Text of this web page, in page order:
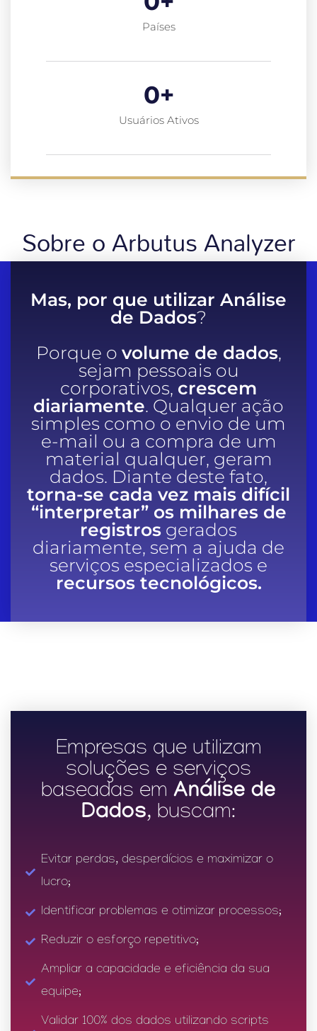
Países
Usuários Ativos
0+
Sobre o Arbutus Analyzer
Mas, por que utilizar Análise
de Dados?
Porque o volume de dados,
sejam pessoais ou
corporativos, crescem
diariamente. Qualquer ação
simples como o envio de um
e-mail ou a compra de um
material qualquer, geram
dados. Diante deste fato,
torna-se cada vez mais difícil
“interpretar” os milhares de
registros gerados
diariamente, sem a ajuda de
serviços especializados e
recursos tecnológicos.
Empresas que utilizam
soluções e serviços
baseadas em Análise de
Dados, buscam:
Evitar perdas, desperdícios e maximizar o
lucro;
Identificar problemas e otimizar processos;
Reduzir o esforço repetitivo;
Ampliar a capacidade e eficiência da sua
equipe;
Validar 100% dos dados utilizando scripts